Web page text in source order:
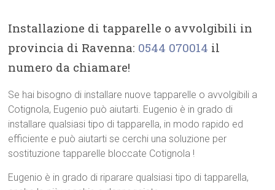
Installazione di tapparelle o avvolgibili in
provincia di Ravenna: 0544 070014 il
numero da chiamare!
Se hai bisogno di installare nuove tapparelle o avvolgibili a
Cotignola, Eugenio può aiutarti. Eugenio è in grado di
installare qualsiasi tipo di tapparella, in modo rapido ed
efficiente e può aiutarti se cerchi una soluzione per
sostituzione tapparelle bloccate Cotignola !
Eugenio è in grado di riparare qualsiasi tipo di tapparella,